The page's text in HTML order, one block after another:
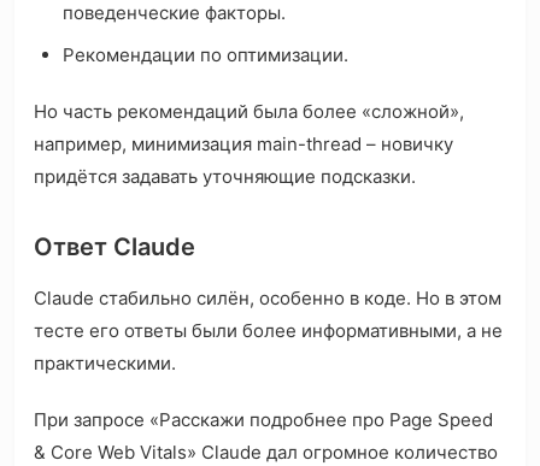
поведенческие факторы.
Рекомендации по оптимизации.
Но часть рекомендаций была более «сложной»,
например, минимизация main-thread – новичку
придётся задавать уточняющие подсказки.
Ответ Claude
Claude стабильно силён, особенно в коде. Но в этом
тесте его ответы были более информативными, а не
практическими.
При запросе «Расскажи подробнее про Page Speed
& Core Web Vitals» Claude дал огромное количество